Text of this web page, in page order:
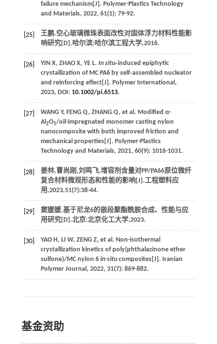
failure mechanism[J]. Polymer-Plastics Technology
and Materials, 2022, 61(1): 79-92.
[25]
王鹏.空心玻璃微珠表面改性对固体浮力材料性能影
响研究[D].哈尔滨:哈尔滨工程大学,2016.
[26] YIN X, ZHAO X, YE L. In situ‐induced epiphytic
crystallization of MC PA6 by self‐assembled nucleator
and reinforcing effect[J]. Polymer International,
2023, DOI: 10.1002/pi.6513.
[27] WANG Y, FENG Q, ZHANG Q, et al. Modified α-
Al2O3/oil-impregnated monomer casting nylon
nanocomposite with both improved friction and
mechanical properties[J]. Polymer-Plastics
Technology and Materials, 2021, 60(9): 1016-1031.
[28]
姜林,曹尚刚,刘鸣飞,增容剂含量对PP/PA66原位微纤
复合材料微观形态和性能的影响[J].工程塑料应
用 ,2023,51(7):38-44.
[29]
窦媛媛.基于尼龙6的嵌段聚酯酰胺合成、性能与应
用研究[D].北京:北京化工大学,2023.
[30] YAO H, LI W, ZENG Z, et al. Non-isothermal
crystallization kinetics of poly(phthalazinone ether
sulfone)/MC nylon 6 in-situcomposites[J]. Iranian
Polymer Journal, 2022, 31(7): 869-882.
基金资助